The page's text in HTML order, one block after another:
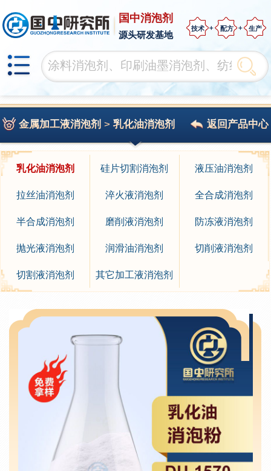
国中消泡剂
源头研发基地
技术 配方 生产
金属加工液消泡剂 > 乳化油消泡剂 返回产品中心
乳化油消泡剂 硅片切割消泡剂 液压油消泡剂
拉丝油消泡剂 淬火液消泡剂 全合成消泡剂
半合成消泡剂 磨削液消泡剂 防冻液消泡剂
抛光液消泡剂 润滑油消泡剂 切削液消泡剂
切割液消泡剂 其它加工液消泡剂